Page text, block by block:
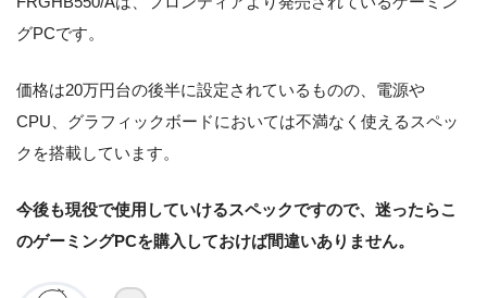
グPCです。
価格は20万円台の後半に設定されているものの、電源や
CPU、グラフィックボードにおいては不満なく使えるスペッ
クを搭載しています。
今後も現役で使用していけるスペックですので、迷ったらこ
のゲーミングPCを購入しておけば間違いありません。